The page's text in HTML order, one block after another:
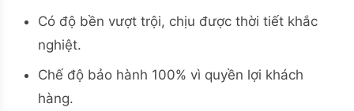
Có độ bền vượt trội, chịu được thời tiết khắc
nghiệt.
Chế độ bảo hành 100% vì quyền lợi khách
hàng.